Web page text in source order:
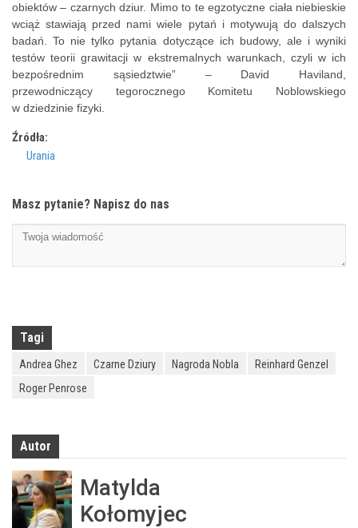
obiektów – czarnych dziur. Mimo to te egzotyczne ciała niebieskie
wciąż stawiają przed nami wiele pytań i motywują do dalszych
badań. To nie tylko pytania dotyczące ich budowy, ale i wyniki
testów teorii grawitacji w ekstremalnych warunkach, czyli w ich
bezpośrednim sąsiedztwie” – David Haviland,
przewodniczący tegorocznego Komitetu Noblowskiego
w dziedzinie fizyki.
Źródła:
Urania
Masz pytanie? Napisz do nas
Tagi
Andrea Ghez Czarne Dziury Nagroda Nobla
Reinhard Genzel
Roger Penrose
Autor
Matylda
Kołomyjec